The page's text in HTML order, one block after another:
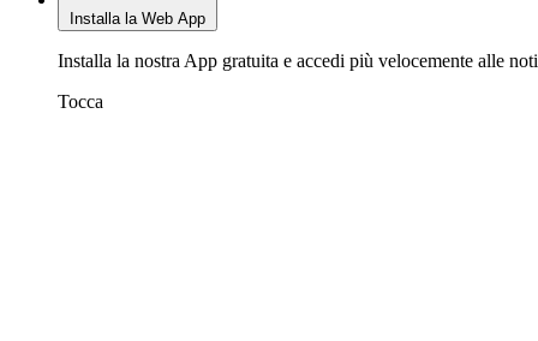
Installa la Web App
Installa la nostra App gratuita e accedi più velocemente alle
Tocca